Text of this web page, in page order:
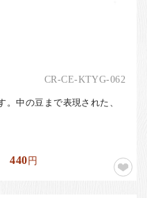
CR-CE-KTYG-062
。中の豆まで表現された、
440円